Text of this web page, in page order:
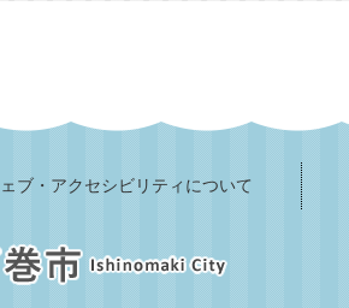
ブ・アクセシビリティについて